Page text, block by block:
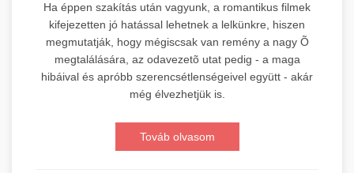
Ha éppen szakítás után vagyunk, a romantikus filmek
kifejezetten jó hatással lehetnek a lelkünkre, hiszen
megmutatják, hogy mégiscsak van remény a nagy Õ
megtalálására, az odavezetõ utat pedig - a maga
hibáival és apróbb szerencsétlenségeivel együtt - akár
még élvezhetjük is.
Továb olvasom